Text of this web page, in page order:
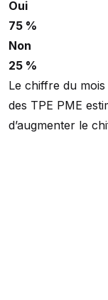
Oui
75 %
Non
25 %
Le chiffre du mois
des TPE PME
d’augmenter le